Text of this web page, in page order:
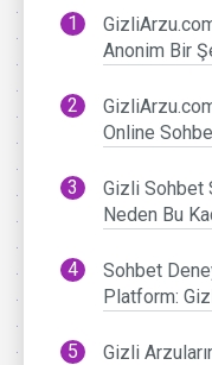
Anonim Bir
Online
Gizli Sohbet
Neden Bu
Sohbet
Platform:
Gizli